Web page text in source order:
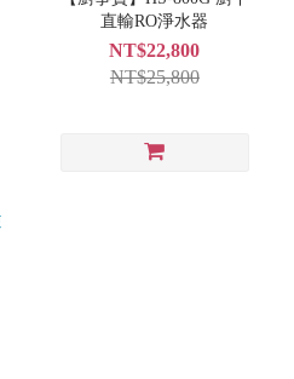
直輸RO淨水器
NT$22,800
NT$25,800